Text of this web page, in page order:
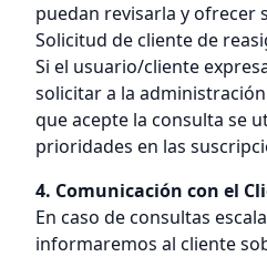
puedan revisarla y ofrecer
Solicitud de cliente de
Si el usuario/cliente
solicitar a la
que acepte la consulta se
prioridades en las
4. Comunicación con el
En caso de consultas
informaremos al cliente